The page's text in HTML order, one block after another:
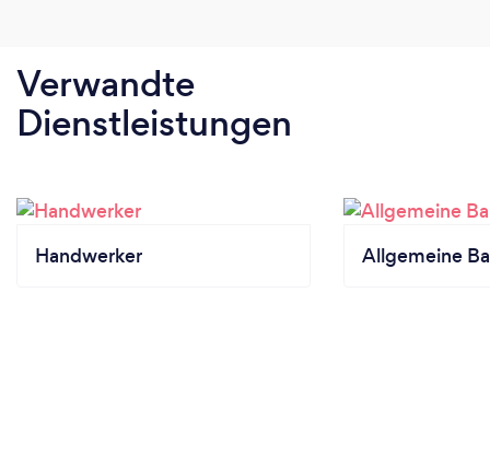
Verwandte
Dienstleistungen
Handwerker Allgemeine